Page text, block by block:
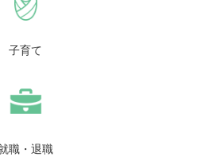
子育て
職・退職